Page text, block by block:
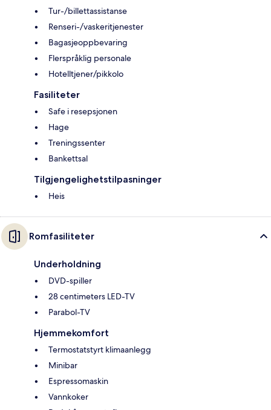
Tur-/billettassistanse
Renseri-/vaskeritjenester
Bagasjeoppbevaring
Flerspråklig personale
Hotelltjener/pikkolo
Fasiliteter
Safe i resepsjonen
Hage
Treningssenter
Bankettsal
Tilgjengelighetstilpasninger
Heis
Romfasiliteter
Underholdning
DVD-spiller
28 centimeters LED-TV
Parabol-TV
Hjemmekomfort
Termostatstyrt klimaanlegg
Minibar
Espressomaskin
Vannkoker